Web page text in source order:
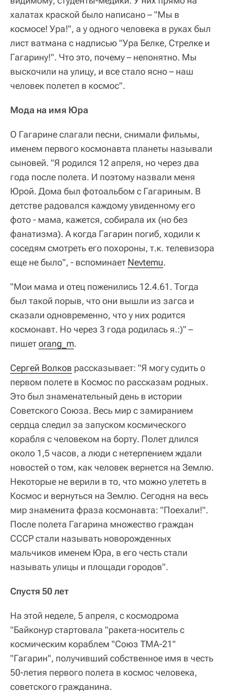
халатах краской было написано – "Мы в
космосе! Ура!", а у одного человека в руках был
лист ватмана с надписью "Ура Белке, Стрелке и
Гагарину!". Что это, почему – непонятно. Мы
выскочили на улицу, и все стало ясно – наш
человек полетел в космос".
Мода на имя Юра
О Гагарине слагали песни, снимали фильмы,
именем первого космонавта планеты называли
сыновей. "Я родился 12 апреля, но через два
года после полета. И поэтому назвали меня
Юрой. Дома был фотоальбом с Гагариным. В
детстве радовался каждому увиденному его
фото - мама, кажется, собирала их (но без
фанатизма). А когда Гагарин погиб, ходили к
соседям смотреть его похороны, т.к. телевизора
еще не было", - вспоминает Nevtemu.
"Мои мама и отец поженились 12.4.61. Тогда
был такой порыв, что они вышли из загса и
сказали одновременно, что у них родится
космонавт. Но через 3 года родилась я.:)" –
пишетorang_m.
Сергей Волков рассказывает: "Я могу судить о
первом полете в Космос по рассказам родных.
Это был знаменательный день в истории
Советского Союза. Весь мир с замиранием
сердца следил за запуском космического
корабля с человеком на борту. Полет длился
около 1,5 часов, а люди с нетерпением ждали
новостей о том, как человек вернется на Землю.
Некоторые не верили в то, что можно улететь в
Космос и вернуться на Землю. Сегодня на весь
мир знаменита фраза космонавта: "Поехали!".
После полета Гагарина множество граждан
СССР стали называть новорожденных
мальчиков именем Юра, в его честь стали
называть улицы и площади городов".
Спустя 50 лет
На этой неделе, 5 апреля, с космодрома
"Байконур стартовала "ракета-носитель с
космическим кораблем "Союз ТМА-21"
"Гагарин", получивший собственное имя в честь
50-летия первого полета в космос человека,
советского гражданина.